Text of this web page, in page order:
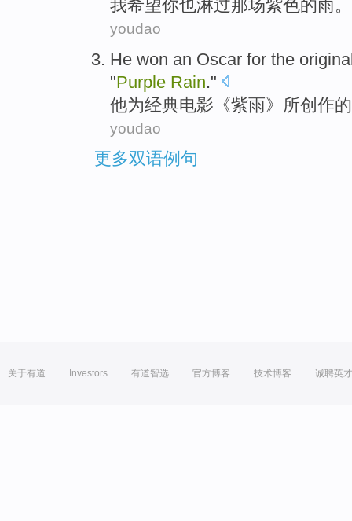
我希望你也淋过那场紫色的雨。
youdao
He won an Oscar for the
"Purple Rain."
他为经典电影 《紫雨》所创作的
youdao
更多双语例句
关于有道 Investors 有道智选 官方博客 技术博客 诚聘英才